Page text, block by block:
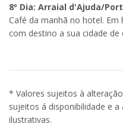
8º Dia: Arraial d'Ajuda/
Café da manhã no hotel.
com destino a sua cidade
* Valores sujeitos à
sujeitos á disponibilidade e
ilustrativas.